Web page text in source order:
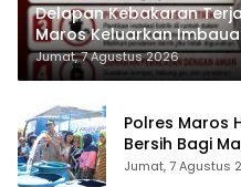
Delapan Kebakaran
Maros Keluarkan
Jumat, 7 Agustus 2026
Polres Maros
Bersih Bagi
Air Bersih Di
Jumat, 7 Agustus